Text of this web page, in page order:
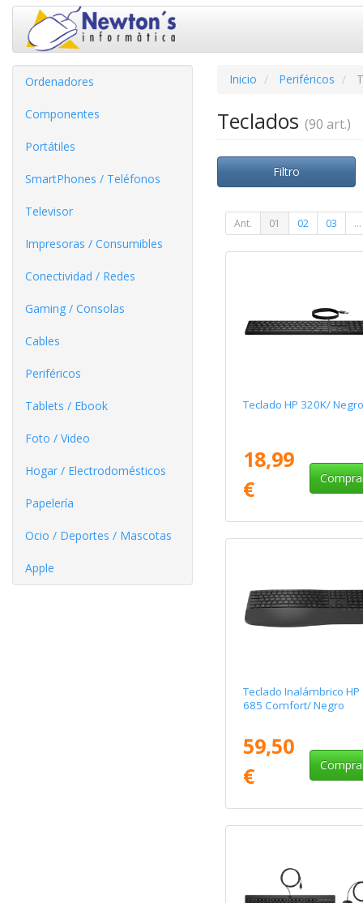
Ordenadores
Componentes
Portátiles
SmartPhones / Teléfonos
Televisor
Impresoras / Consumibles
Conectividad / Redes
Gaming / Consolas
Cables
Periféricos
Tablets / Ebook
Foto / Video
Hogar / Electrodomésticos
Papelería
Ocio / Deportes / Mascotas
Apple
Inicio Periféricos
Teclados (90 art.)
Filtro
Ant. 01 02 03 ...
Teclado HP 320K/ Negro
18,99
€
Teclado Inalámbrico HP
685 Comfort/ Negro
59,50
€